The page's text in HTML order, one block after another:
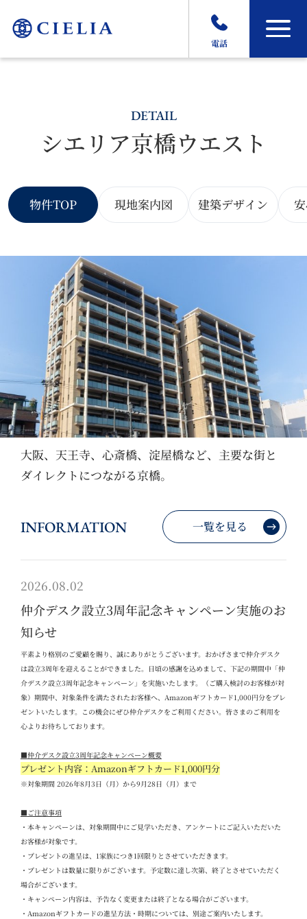
電話
DETAIL
シエリア京橋ウエスト
物件TOP 現地案内図 建築デザイン
大阪、天王寺、心斎橋、淀屋橋など、主要な街と
ダイレクトにつながる京橋。
INFORMATION 一覧を見る
2026.08.02
仲介デスク設立3周年記念キャンペーン実施のお
知らせ
平素より格別のご愛顧を賜り、誠にありがとうございます。おかげさまで仲介デスク
は設立3周年を迎えることができました。日頃の感謝を込めまして、下記の期間中「仲
介デスク設立3周年記念キャンペーン」を実施いたします。（ご購入検討のお客様が対
象）期間中、対象条件を満たされたお客様へ、 Amazonギフトカード1,000円分をプレ
ゼントいたします。この機会にぜひ仲介デスクをご利用ください。 皆さまのご利用を
心よりお待ちしております。
■仲介デスク設立3周年記念キャンペーン概要
プレゼント内容：Amazonギフトカード1,000円分
※対象期間 2026年8 月3 日（月）から9月28 日（月）まで
■ ご注意事項
・本キャンペーンは、対象期間中にご見学いただき、アンケートにご記入いただいた
お客様が対象です。
・プレゼントの進呈は、 1家族につき1 回限りとさせていただきます。
・プレゼントは数量に限りがございます。予定数に達し次第、終了とさせていただく
場合がございます。
・キャンペーン内容は、予告なく変更または終了となる場合がございます。
・ Amazonギフトカードの進呈方法・時期については、別途ご案内いたします。